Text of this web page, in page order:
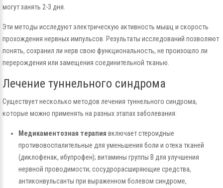
могут занять 2-3 дня.
Эти методы исследуют электрическую активность мышц и скорость
прохождения нервных импульсов. Результаты исследований позволяют
понять, сохранил ли нерв свою функциональность, не произошло ли
перерождения или замещения соединительной тканью.
Лечение туннельного синдрома
Существует несколько методов лечения туннельного синдрома,
которые можно применять на разных этапах заболевания:
Медикаментозная терапия включает стероидные
противовоспалительные для уменьшения боли и отека тканей
(диклофенак, ибупрофен); витамины группы B для улучшения
нервной проводимости; сосудрорасширяющие средства,
антиконвульсанты при выраженном болевом синдроме,